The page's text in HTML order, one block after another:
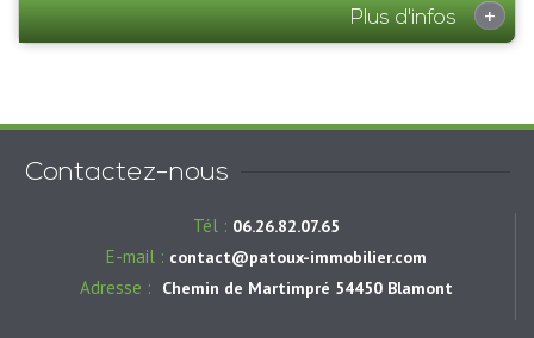
Plus d'infos +
Contactez-nous
Tél : 06.26.82.07.65
E-mail : contact@patoux-immobilier.com
Adresse : Chemin de Martimpré 54450 Blamont